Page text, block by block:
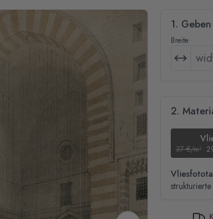
1.
Breite
2.
37 €/m²